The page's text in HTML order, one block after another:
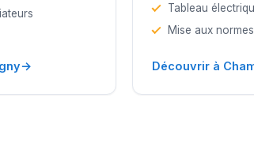
→
Tableau
Mise aux
Découvrir à